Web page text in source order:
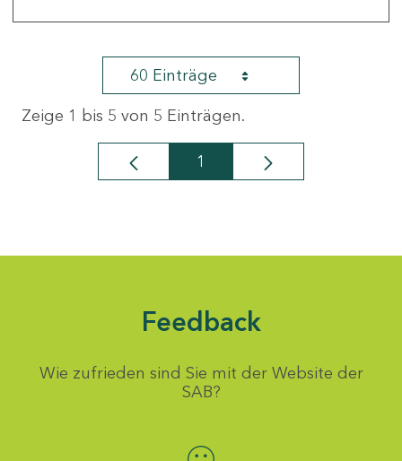
60 Einträge
Zeige 1 bis 5 von 5 Einträgen.
Seite
1
Feedback
Wie zufrieden sind Sie mit der Website der
SAB?
Bewertung auswählen